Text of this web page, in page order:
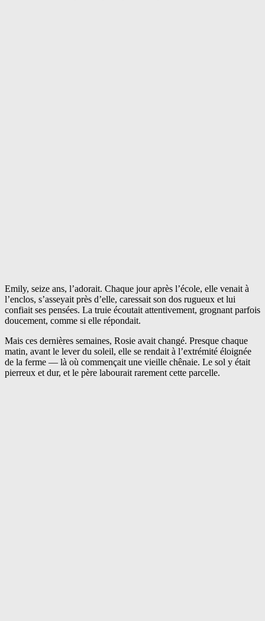
Emily, seize ans, l’adorait. Chaque jour après l’école, elle venait à
l’enclos, s’asseyait près d’elle, caressait son dos rugueux et lui
confiait ses pensées. La truie écoutait attentivement, grognant parfois
doucement, comme si elle répondait.
Mais ces dernières semaines, Rosie avait changé. Presque chaque
matin, avant le lever du soleil, elle se rendait à l’extrémité éloignée
de la ferme — là où commençait une vieille chênaie. Le sol y était
pierreux et dur, et le père labourait rarement cette parcelle.